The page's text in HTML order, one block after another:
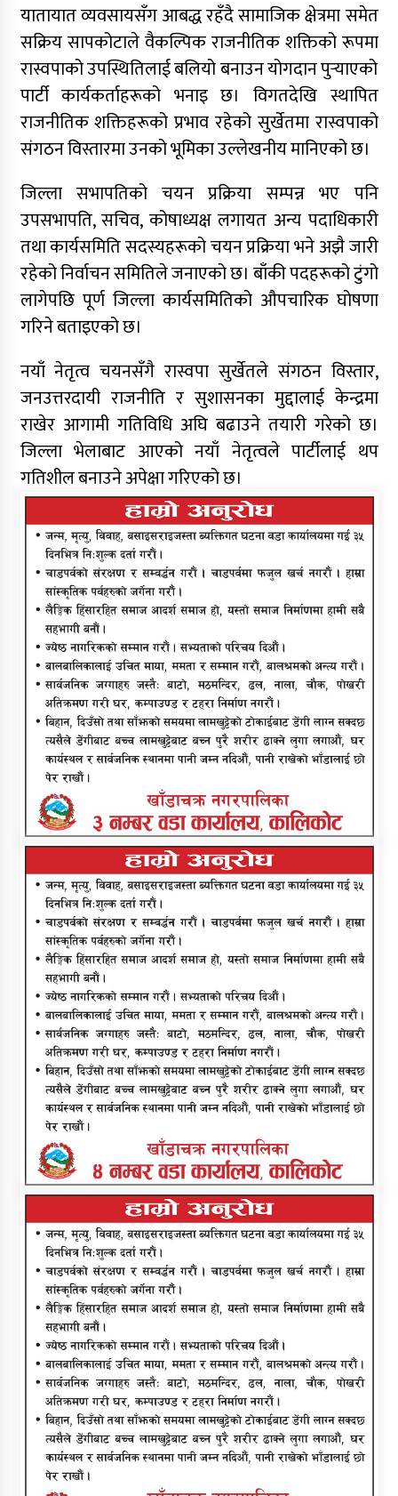
यातायात व्यवसायसँग आबद्ध रहँदै सामाजिक क्षेत्रमा समेत
सक्रिय सापकोटाले वैकल्पिक राजनीतिक शक्तिको रूपमा
रास्वपाको उपस्थितिलाई बलियो बनाउन योगदान पुर्‍याएको
पार्टी कार्यकर्ताहरूको भनाइ छ। विगतदेखि स्थापित
राजनीतिक शक्तिहरूको प्रभाव रहेको सुर्खेतमा रास्वपाको
संगठन विस्तारमा उनको भूमिका उल्लेखनीय मानिएको छ।
जिल्ला सभापतिको चयन प्रक्रिया सम्पन्न भए पनि
उपसभापति, सचिव, कोषाध्यक्ष लगायत अन्य पदाधिकारी
तथा कार्यसमिति सदस्यहरूको चयन प्रक्रिया भने अझै जारी
रहेको निर्वाचन समितिले जनाएको छ। बाँकी पदहरूको टुंगो
लागेपछि पूर्ण जिल्ला कार्यसमितिको औपचारिक घोषणा
गरिने बताइएको छ।
नयाँ नेतृत्व चयनसँगै रास्वपा सुर्खेतले संगठन विस्तार,
जनउत्तरदायी राजनीति र सुशासनका मुद्दालाई केन्द्रमा
राखेर आगामी गतिविधि अघि बढाउने तयारी गरेको छ।
जिल्ला भेलाबाट आएको नयाँ नेतृत्वले पार्टीलाई थप
गतिशील बनाउने अपेक्षा गरिएको छ।